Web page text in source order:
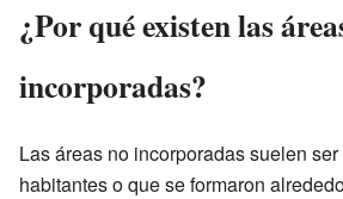
¿Por qué existen las
incorporadas?
Las áreas no incorporadas suelen
habitantes o que se formaron